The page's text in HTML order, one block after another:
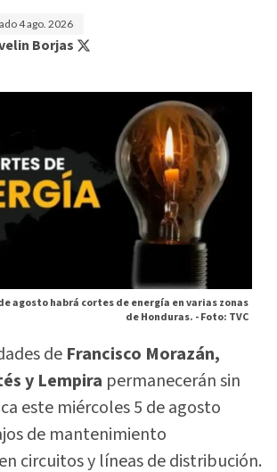
4 ago. 2026
Borjas
agosto habrá cortes de energía en varias zonas
de Honduras. -Foto: TVC
de Francisco Morazán,
y Lempira permanecerán sin
este miércoles 5 de agosto
de mantenimiento
circuitos y líneas de distribución.